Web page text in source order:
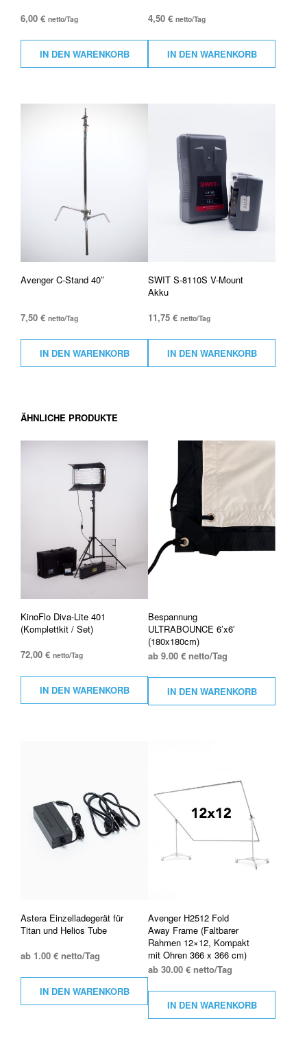
6,00 € netto/Tag
IN DEN WARENKORB
4,50€ netto/Tag
IN DEN WARENKORB
Avenger C-Stand 40″
7,50 € netto/Tag
IN DEN WARENKORB
SWIT S-8110S V-Mount
Akku
11,75€ netto/Tag
IN DEN WARENKORB
ÄHNLICHE PRODUKTE
KinoFlo Diva-Lite 401
(Komplettkit / Set)
72,00 € netto/Tag
IN DEN WARENKORB
Bespannung
ULTRABOUNCE 6’x6′
(180x180cm)
ab 9.00 € netto/Tag
IN DEN WARENKORB
Astera Einzelladegerät für
Titan und Helios Tube
ab 1.00 € netto/Tag
IN DEN WARENKORB
Avenger H2512 Fold
Away Frame (Faltbarer
Rahmen 12×12, Kompakt
mit Ohren 366 x 366 cm)
ab 30.00 € netto/Tag
IN DEN WARENKORB